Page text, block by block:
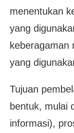
menentukan
yang
keberagaman
yang
Tujuan
bentuk, mulai
informasi),